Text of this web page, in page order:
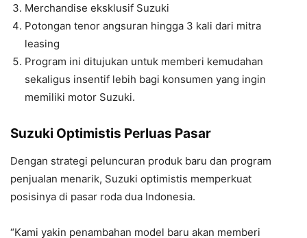
Merchandise eksklusif Suzuki
Potongan tenor angsuran hingga 3 kali dari mitra
leasing
Program ini ditujukan untuk memberi kemudahan
sekaligus insentif lebih bagi konsumen yang ingin
memiliki motor Suzuki.
Suzuki Optimistis Perluas Pasar
Dengan strategi peluncuran produk baru dan program
penjualan menarik, Suzuki optimistis memperkuat
posisinya di pasar roda dua Indonesia.
“Kami yakin penambahan model baru akan memberi